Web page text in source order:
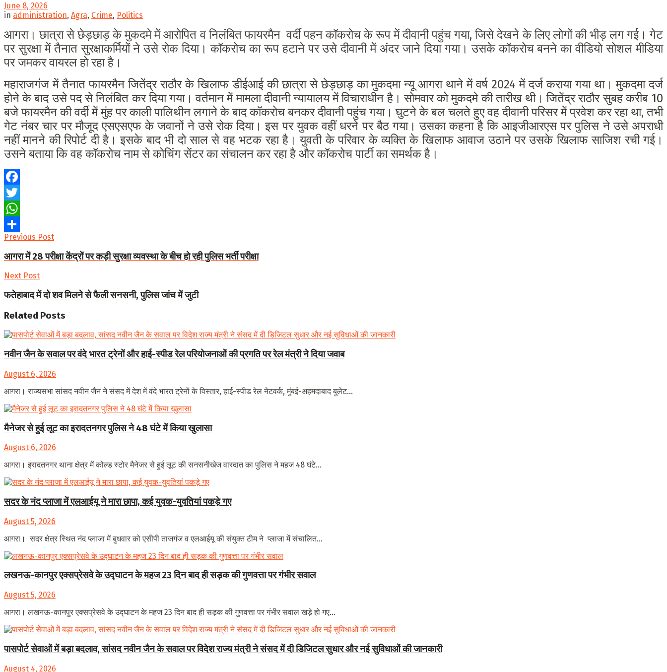
June 8, 2026
in administration, Agra, Crime, Politics
आगरा। छात्रा से छेड़छाड़ के मुकदमे में आरोपित व निलंबित फायरमैन वर्दी पहन कॉकरोच के रूप में दीवानी पहुंच गया, जिसे देखने के लिए लोगों की भीड़ लग गई। गेट
पर सुरक्षा में तैनातसुरक्षाकर्मियों ने उसे रोक दिया। कॉकरोच का रूप हटाने पर उसे दीवानी में अंदर जाने दिया गया। उसके कॉकरोच बनने का वीडियो सोशल मीडिया
पर जमकर वायरल हो रहा है।
महाराजगंज में तैनात फायरमैन जितेंद्र राठौर के खिलाफ डीईआई की छात्रा से छेड़छाड़ का मुकदमा न्यू आगरा थाने में वर्ष 2024 में दर्ज कराया गया था। मुकदमा दर्ज
होने के बाद उसे पद से निलंबित कर दिया गया। वर्तमान में मामला दीवानी न्यायालय में विचाराधीन है।सोमवार को मुकदमे की तारीख थी। जितेंद्र राठौर सुबह करीब 10
बजे फायरमैन की वर्दी में मुंह पर काली पालिथीन लगाने के बाद कॉकरोच बनकर दीवानी पहुंच गया। घुटने के बल चलते हुए वह दीवानी परिसर में प्रवेश कर रहा था, तभी
गेट नंबर चार पर मौजूद एसएसएफ के जवानों ने उसे रोक दिया। इस पर युवक वहीं धरने पर बैठ गया।उसका कहना है कि आइजीआरएस पर पुलिस ने उसे अपराधी
नहीं मानने की रिपोर्ट दी है। इसके बाद भी दो साल से वह भटक रहा है। युवती के परिवार के व्यक्ति के खिलाफ आवाज उठाने पर उसके खिलाफ साजिश रची गई।
उसने बताया कि वह कॉकरोच नाम से कोचिंग सेंटर का संचालन कर रहा है और कॉकरोच पार्टी का समर्थक है।
Facebook
Twitter
WhatsApp
Share
Previous Post
आगरा में 28 परीक्षा केंद्रों पर कड़ी सुरक्षा व्यवस्था के बीच हो रही पुलिस भर्ती परीक्षा
Next Post
फतेहाबाद में दो शव मिलने से फैली सनसनी, पुलिस जांच में जुटी
Related Posts
नवीन जैन के सवाल पर वंदे भारत ट्रेनों और हाई-स्पीड रेल परियोजनाओं की प्रगति पर रेल मंत्री ने दिया जवाब
August 6, 2026
आगरा। राज्यसभा सांसद नवीन जैन ने संसद में देश में वंदे भारत ट्रेनों के विस्तार, हाई-स्पीड रेल नेटवर्क, मुंबई-अहमदाबाद बुलेट...
मैनेजर से हुई लूट का इरादतनगर पुलिस ने 48 घंटे में किया खुलासा
August 6, 2026
आगरा। इरादतनगर थाना क्षेत्र में कोल्ड स्टोर मैनेजर से हुई लूट की सनसनीखेज वारदात का पुलिस ने महज 48 घंटे...
सदर के नंद प्लाजा में एलआईयू ने मारा छापा, कई युवक-युवतियां पकड़े गए
August 5, 2026
आगरा। सदर क्षेत्र स्थित नंद प्लाजा में बुधवार को एसीपी ताजगंज व एलआईयू की संयुक्त टीम ने प्लाजा में संचालित...
लखनऊ-कानपुर एक्सप्रेसवे के उद्घाटन के महज 23 दिन बाद ही सड़क की गुणवत्ता पर गंभीर सवाल
August 5, 2026
आगरा। लखनऊ-कानपुर एक्सप्रेसवे के उद्घाटन के महज 23 दिन बाद ही सड़क की गुणवत्ता पर गंभीर सवाल खड़े हो गए...
पासपोर्ट सेवाओं में बड़ा बदलाव, सांसद नवीन जैन के सवाल पर विदेश राज्य मंत्री ने संसद में दी डिजिटल सुधार और नई सुविधाओं की जानकारी
August 4, 2026